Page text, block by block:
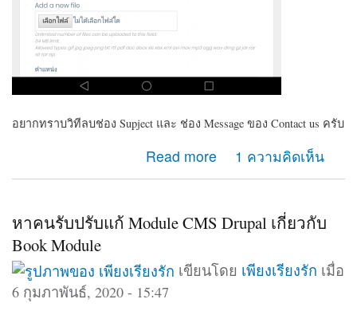
อยากทราบวิทีลบช่อง Supject และ ช่อง Message ของ Contact us ครับ
Read more
about ต้องการลบช่อง Supject และ ช่อง Massage
ของContact us
1 ความคิดเห็น
หาคนรับปรับแก้ Module CMS Drupal เกี่ยวกับ
Book Module
เขียนโดย เพียงเรียงรัก เมื่อ
6 กุมภาพันธ์, 2020 - 15:47